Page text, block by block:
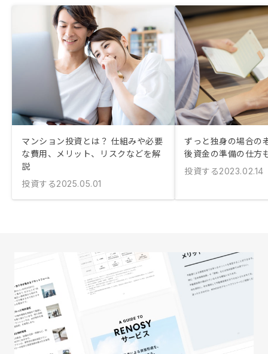
マンション投資とは？ 仕組みや必要
な費用、メリット、リスクなどを解
説
投資する2025.05.01
ずっと独身の場合の
後資金の準備の仕方
投資する2023.02.14